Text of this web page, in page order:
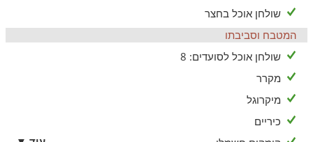
שולחן אוכל בחצר
המטבח וסביבתו
שולחן אוכל לסועדים: 8
מקרר
מיקרוגל
כיריים